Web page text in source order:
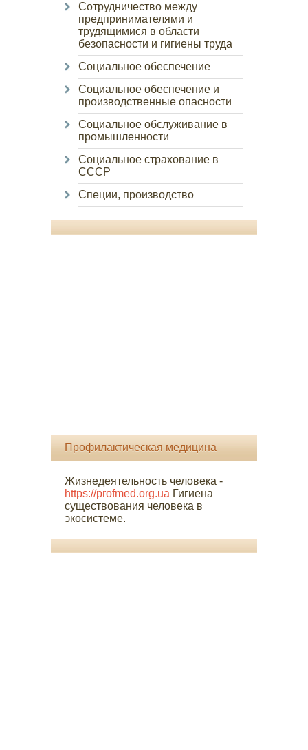
Сотрудничество между
предпринимателями и
трудящимися в области
безопасности и гигиены труда
Социальное обеспечение
Социальное обеспечение и
производственные опасности
Социальное обслуживание в
промышленности
Социальное страхование в
СССР
Специи, производство
Профилактическая медицина
Жизнедеятельность человека -
https://profmed.org.ua Гигиена
существования человека в
экосистеме.